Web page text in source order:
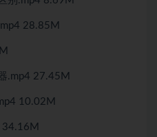
28.85M
.mp4 27.45M
10.02M
34.16M